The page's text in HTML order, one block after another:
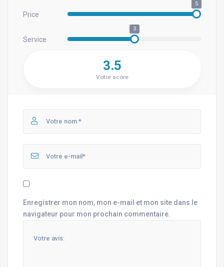
Price
5
Service
3
3.5
Votre score
Enregistrer mon nom, mon e-mail et mon site dans le
navigateur pour mon prochain commentaire.